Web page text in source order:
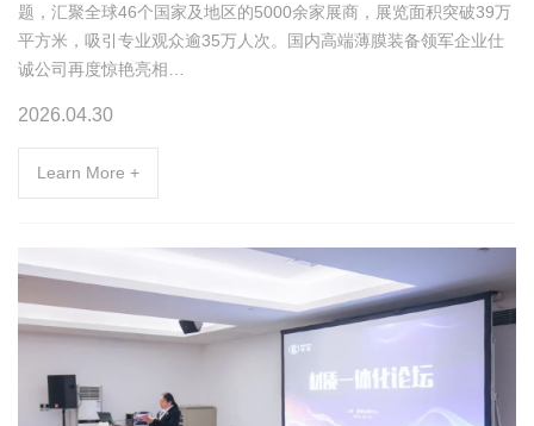
题，汇聚全球46个国家及地区的5000余家展商，展览面积突破39万
平方米，吸引专业观众逾35万人次。国内高端薄膜装备领军企业仕
诚公司再度惊艳亮相…
2026.04.30
Learn More +